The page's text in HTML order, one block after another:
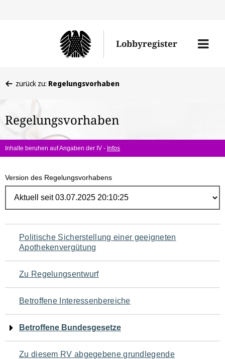
Lobbyregister
Menü
befinden
hier:
zurück zu: Regelungsvorhaben
Regelungsvorhaben
Inhalte beruhen auf Angaben der IV - Infos
Version des Regelungsvorhabens
Navigation
für
den
Seiteninhalt
Politische Sicherstellung einer geeigneten
Apothekenvergütung
Zu Regelungsentwurf
Betroffene Interessenbereiche
Betroffene Bundesgesetze
Zu diesem RV abgegebene grundlegende